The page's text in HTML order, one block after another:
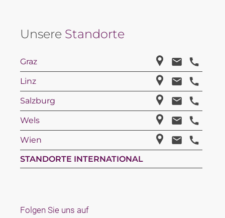
Unsere Standorte
Graz
Linz
Salzburg
Wels
Wien
STANDORTE INTERNATIONAL
Folgen Sie uns auf